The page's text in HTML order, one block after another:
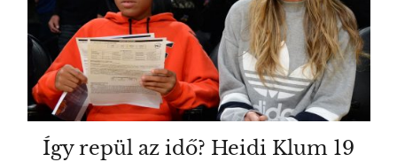
Így repül az idő? Heidi Klum 19